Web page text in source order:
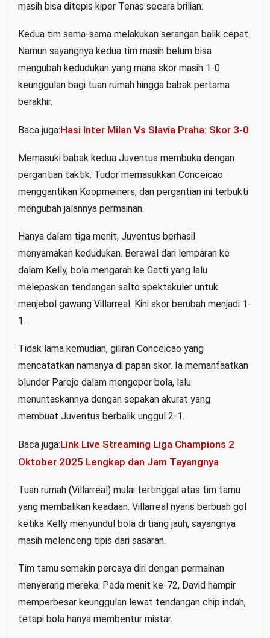
masih bisa ditepis kiper Tenas secara brilian.
Kedua tim sama-sama melakukan serangan balik cepat.
Namun sayangnya kedua tim masih belum bisa
mengubah kedudukan yang mana skor masih 1-0
keunggulan bagi tuan rumah hingga babak pertama
berakhir.
Baca juga:Hasi Inter Milan Vs Slavia Praha: Skor 3-0
Memasuki babak kedua Juventus membuka dengan
pergantian taktik. Tudor memasukkan Conceicao
menggantikan Koopmeiners, dan pergantian ini terbukti
mengubah jalannya permainan.
Hanya dalam tiga menit, Juventus berhasil
menyamakan kedudukan. Berawal dari lemparan ke
dalam Kelly, bola mengarah ke Gatti yang lalu
melepaskan tendangan salto spektakuler untuk
menjebol gawang Villarreal. Kini skor berubah menjadi 1-
1.
Tidak lama kemudian, giliran Conceicao yang
mencatatkan namanya di papan skor. Ia memanfaatkan
blunder Parejo dalam mengoper bola, lalu
menuntaskannya dengan sepakan akurat yang
membuat Juventus berbalik unggul 2-1.
Baca juga:Link Live Streaming Liga Champions 2
Oktober 2025 Lengkap dan Jam Tayangnya
Tuan rumah (Villarreal) mulai tertinggal atas tim tamu
yang membalikan keadaan. Villarreal nyaris berbuah gol
ketika Kelly menyundul bola di tiang jauh, sayangnya
masih melenceng tipis dari sasaran.
Tim tamu semakin percaya diri dengan permainan
menyerang mereka. Pada menit ke-72, David hampir
memperbesar keunggulan lewat tendangan chip indah,
tetapi bola hanya membentur mistar.